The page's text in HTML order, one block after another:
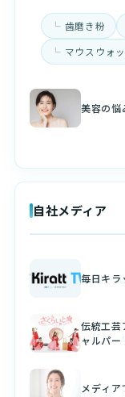
歯磨き粉
マウスウォ
美容の悩
自社メディア
毎日キ
伝統工芸
ャルパー
メディア